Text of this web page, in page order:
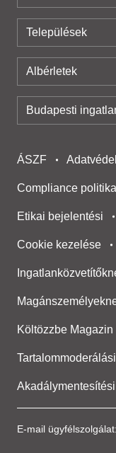
Települések
Albérletek
Budapesti
E-mail ügyfélszolgálat:
ÁSZF
Compliance politika
Etikai bejelentési
Cookie kezelése
Költözzbe Magazin